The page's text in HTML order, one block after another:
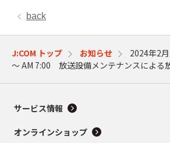
back
J:COM トップ お知らせ
2024年2
～ AM 7:00 放送設備メンテナンスによる
サービス情報
オンラインショップ